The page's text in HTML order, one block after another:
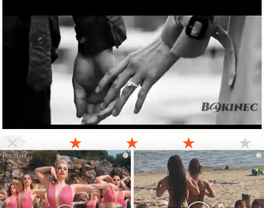
★ ★ ★ ★ ★
VKlipe.org - здесь можноскачать клипы бесплатнои смотреть клипы
онлайн без регистрации. На этой странице Вы можетеСкачать
бесплатноили посмотреть этотклип онлайн. Также есть много
других, не менее интересных клипов русских и зарубежных
i i